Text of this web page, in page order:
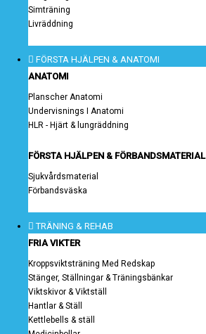
Simträning
Livräddning
FÖRSTA HJÄLPEN & ANATOMI
ANATOMI
Planscher Anatomi
Undervisnings I Anatomi
HLR - Hjärt & lungräddning
FÖRSTA HJÄLPEN & FÖRBANDSMATERIAL
Sjukvårdsmaterial
Förbandsväska
TRÄNING & REHAB
FRIA VIKTER
Kroppsviktsträning Med Redskap
Stänger, Ställningar & Träningsbänkar
Viktskivor & Viktställ
Hantlar & Ställ
Kettlebells & ställ